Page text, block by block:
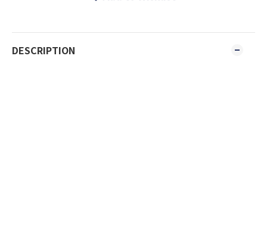
DESCRIPTION